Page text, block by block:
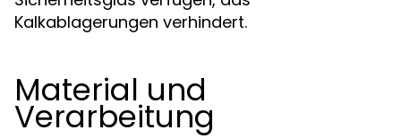
Kalkablagerungen verhindert.
Material und
Verarbeitung